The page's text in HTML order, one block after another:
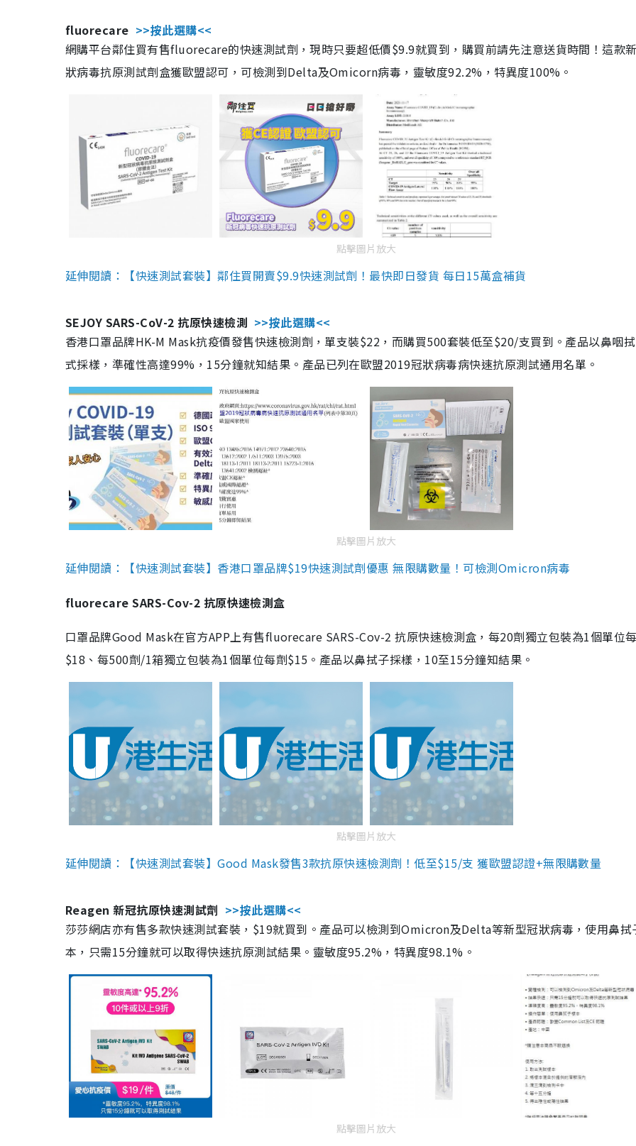
fluorecare >>按此選購<<
網購平台鄰住買有售fluorecare的快速測試劑，現時只要超低價$9.9就買到，購買前請先注意送貨時間！這款
狀病毒抗原測試劑盒獲歐盟認可，可檢測到Delta及Omicorn病毒，靈敏度92.2%，特異度100%。
點擊圖片放大
延伸閱讀：【快速測試套裝】鄰住買開賣$9.9快速測試劑！最快即日發貨 每日15萬盒補貨
SEJOY SARS-CoV-2 抗原快速檢測 >>按此選購<<
香港口罩品牌HK-M Mask抗疫價發售快速檢測劑，單支裝$22，而購買500套裝低至$20/支買到。產品以鼻咽
式採樣，準確性高達99%，15分鐘就知結果。產品已列在歐盟2019冠狀病毒病快速抗原測試通用名單。
點擊圖片放大
延伸閱讀：【快速測試套裝】香港口罩品牌$19快速測試劑優惠 無限購數量！可檢測Omicron病毒
fluorecare SARS-Cov-2 抗原快速檢測盒
口罩品牌Good Mask在官方APP上有售fluorecare SARS-Cov-2 抗原快速檢測盒，每20劑獨立包裝為1個單位
$18、每500劑/1箱獨立包裝為1個單位每劑$15。產品以鼻拭子採樣，10至15分鐘知結果。
點擊圖片放大
延伸閱讀：【快速測試套裝】Good Mask發售3款抗原快速檢測劑！低至$15/支 獲歐盟認證+無限購數量
Reagen 新冠抗原快速測試劑 >>按此選購<<
莎莎網店亦有售多款快速測試套裝，$19就買到。產品可以檢測到Omicron及Delta等新型冠狀病毒，使用鼻拭
本，只需15分鐘就可以取得快速抗原測試結果。靈敏度95.2%，特異度98.1%。
點擊圖片放大